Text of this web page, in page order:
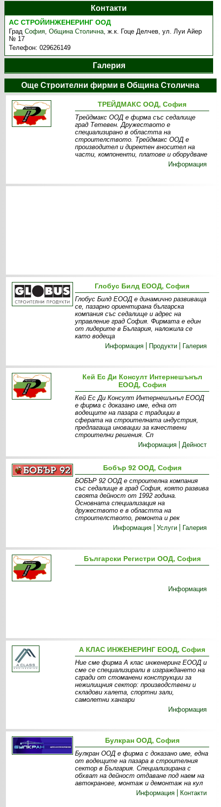
Контакти
АС СТРОЙИНЖЕНЕРИНГ ООД
ГрадСофия,Община Столична,ж.к. Гоце Делчев, ул. Луи Айер
№ 17
Телефон:029626149
Галерия
Още Строителни фирми в Община Столична
ТРЕЙДМАКС ООД, София
Трейдмакс ООД е фирма със седалище
град Тетевен. Дружеството е
специализирано в областта на
строителството. Трейдмакс ООД е
производител и директен вносител на
части, компоненти, платове и оборудване
Информация
Глобус Билд ЕООД, София
Глобус Билд ЕООД е динамично развиваща
се, пазарно ориентирана българска
компания със седалище и адрес на
управление град София. Фирмата е един
от лидерите в България, наложила се
като водеща
Информация
Продукти Галерия
Кей Ес Ди Консулт Интернешънъл
ЕООД, София
Кей Ес Ди Консулт Интернешънъл ЕООД
е фирма с доказано име, една от
водещите на пазара с традиции в
сферата на строителната индустрия,
предлагаща иновации за качествени
строителни решения. Сп
Информация
Дейност
Бобър 92 ООД, София
БОБЪР 92 ООД е строителна компания
със седалище в град София, която развива
своята дейност от 1992 година.
Основната специализация на
дружеството е в областта на
строителството, ремонта и рек
Информация
Услуги Галерия
Български Регистри ООД, София
Информация
А КЛАС ИНЖЕНЕРИНГ ЕООД, София
Ние сме фирма А клас инженеринг ЕООД и
сме се специализирали в изграждането на
сгради от стоманени конструкции за
нежилищния сектор: производствени и
складови халета, спортни зали,
самолетни хангари
Информация
Булкран ООД, София
Булкран ООД е фирма с доказано име, една
от водещите на пазара в строителния
сектор в България. Специализирана с
обхват на дейност отдаване под наем на
автокранове, монтаж и демонтаж на кул
Информация
Контакти